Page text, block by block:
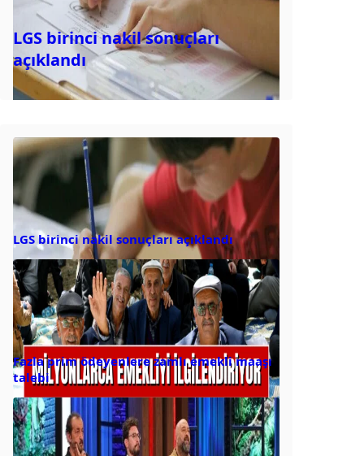
LGS birinci nakil sonuçları
açıklandı
LGS birinci nakil sonuçları açıklandı
Fazla prim ödeyenlere zamlı emekli maaşı
talebi